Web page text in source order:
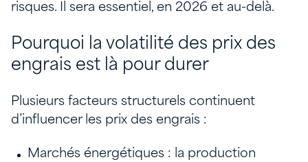
risques. Il sera essentiel, en 2026 et au-delà.
Pourquoi la volatilité des prix des
engrais est là pour durer
Plusieurs facteurs structurels continuent
d’influencer les prix des engrais :
Marchés énergétiques : la production